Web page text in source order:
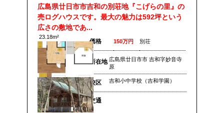
広島県廿日市市吉和の別荘地『こげらの里』の
売ログハウスです。最大の魅力は592坪という
広さの敷地であ...
23.18m²
価格 150万円 別荘
所在地 広島県廿日市市 吉和字妙音寺
原
校区 吉和小中学校（吉和学園）
交通